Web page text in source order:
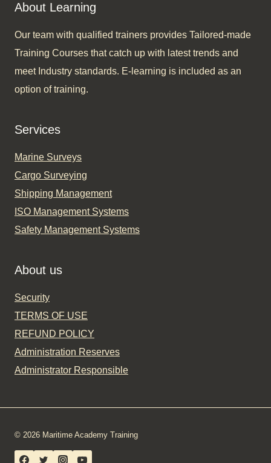
About Learning
Our team with qualified trainers provides Tailored-made
Training Courses that catch up with latest trends and
meet Industry standards. E-learning is included as an
option of training.​
Services
Marine Surveys
Cargo Surveying
Shipping Management
ISO Management Systems
Safety Management Systems
About us
Security
TERMS OF USE
REFUND POLICY
Administration Reserves
Administrator Responsible
© 2026 Maritime Academy Training